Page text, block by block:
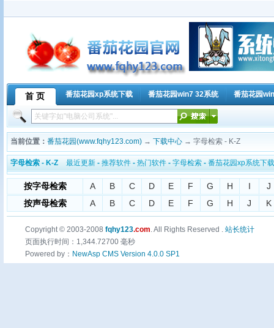
首 页 番茄花园xp系统下载 番茄花园win7 32系统 番茄花园
当前位置： 番茄花园(www.fqhy123.com) → 下载中心 → 字母检索 - K-Z
字母检索 - K-Z 最近更新 - 推荐软件 - 热门软件 - 字母检索 - 番茄花园xp系统下载
按字母检索 A B C D E F G H I
J
按声母检索
A B C D E F G H J K
Copyright © 2003-2008 fqhy123.com. All Rights Reserved . 站长统计
页面执行时间：1,344.72700 毫秒
Powered by： NewAsp CMS Version 4.0.0 SP1